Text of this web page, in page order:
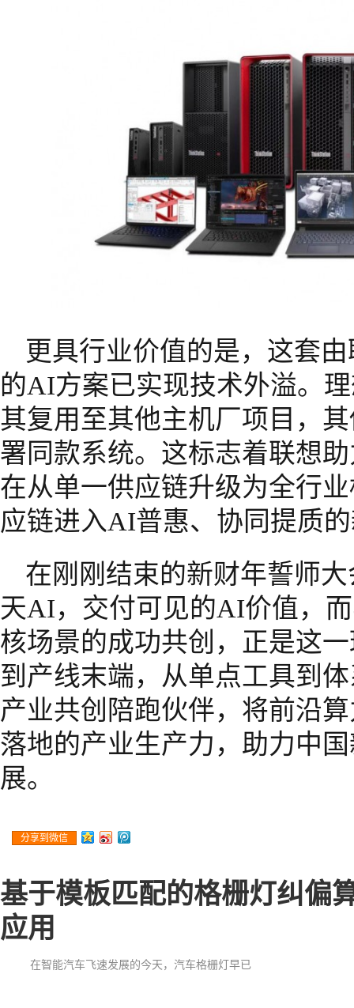
更具行业价值的是，这套
的AI方案已实现技术外溢。
其复用至其他主机厂项目，
署同款系统。这标志着联想
在从单一供应链升级为全行
应链进入AI普惠、协同提质
在刚刚结束的新财年誓师
天AI，交付可见的AI价值，
核场景的成功共创，正是这
到产线末端，从单点工具到
产业共创陪跑伙伴，将前沿
落地的产业生产力，助力中
展。
分享到微信
基于模板匹配的格栅灯纠偏
应用
在智能汽车飞速发展的今天，汽车格栅灯早已